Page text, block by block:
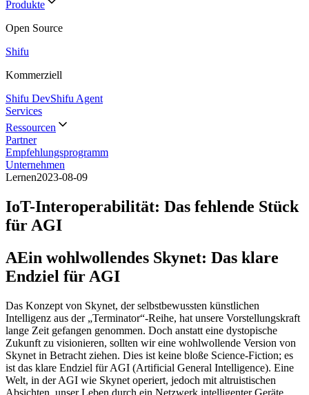
Produkte
Open Source
Shifu
Kommerziell
Shifu DevShifu Agent
Services
Ressourcen
Partner
Empfehlungsprogramm
Unternehmen
Lernen2023-08-09
IoT-Interoperabilität: Das fehlende Stück
für AGI
AEin wohlwollendes Skynet: Das klare
Endziel für AGI
Das Konzept von Skynet, der selbstbewussten künstlichen
Intelligenz aus der „Terminator“-Reihe, hat unsere Vorstellungskraft
lange Zeit gefangen genommen. Doch anstatt eine dystopische
Zukunft zu visionieren, sollten wir eine wohlwollende Version von
Skynet in Betracht ziehen. Dies ist keine bloße Science-Fiction; es
ist das klare Endziel für AGI (Artificial General Intelligence). Eine
Welt, in der AGI wie Skynet operiert, jedoch mit altruistischen
Absichten, unser Leben durch ein Netzwerk intelligenter Geräte